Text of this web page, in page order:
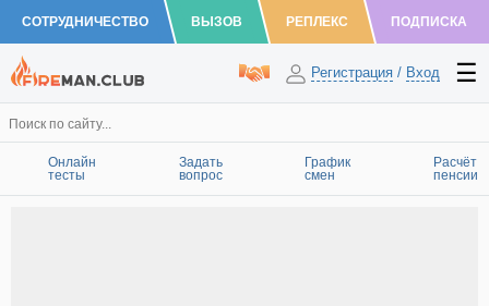
СОТРУДНИЧЕСТВО ВЫЗОВ РЕПЛЕКС ПОДПИСКА
Регистрация / Вход
Онлайн
тесты
Задать
вопрос
График
смен
Расчёт
пенсии